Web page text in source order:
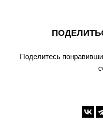
Поделитесь